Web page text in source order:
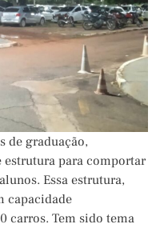
de graduação,
estrutura para comportar
Essa estrutura,
capacidade
carros. Tem sido tema